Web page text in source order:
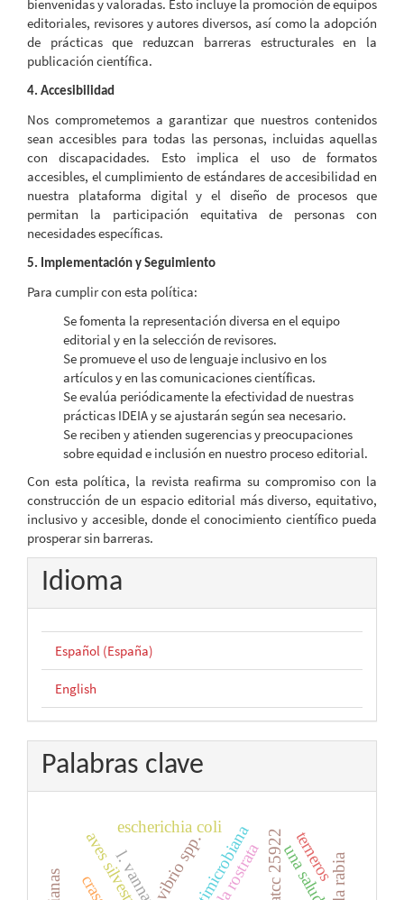
bienvenidas y valoradas. Esto incluye la promoción de equipos
editoriales, revisores y autores diversos, así como la adopción
de prácticas que reduzcan barreras estructurales en la
publicación científica.
4. Accesibilidad
Nos comprometemos a garantizar que nuestros contenidos
sean accesibles para todas las personas, incluidas aquellas
con discapacidades. Esto implica el uso de formatos
accesibles, el cumplimiento de estándares de accesibilidad en
nuestra plataforma digital y el diseño de procesos que
permitan la participación equitativa de personas con
necesidades específicas.
5. Implementación y Seguimiento
Para cumplir con esta política:
Se fomenta la representación diversa en el equipo
editorial y en la selección de revisores.
Se promueve el uso de lenguaje inclusivo en los
artículos y en las comunicaciones científicas.
Se evalúa periódicamente la efectividad de nuestras
prácticas IDEIA y se ajustarán según sea necesario.
Se reciben y atienden sugerencias y preocupaciones
sobre equidad e inclusión en nuestro proceso editorial.
Con esta política, la revista reafirma su compromiso con la
construcción de un espacio editorial más diverso, equitativo,
inclusivo y accesible, donde el conocimiento científico pueda
prosperar sin barreras.
Idioma
Español (España)
English
Palabras clave
vibrio spp.
aves silvestres una salud
escherichia coli
terneros